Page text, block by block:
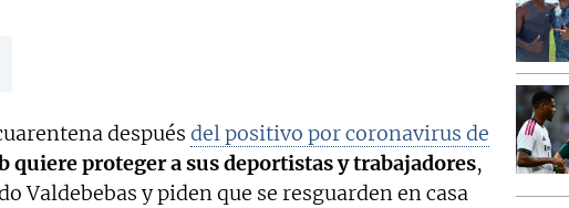
después del positivo por coronavirus de
quiere proteger a sus deportistas y trabajadores,
Valdebebas y piden que se resguarden en casa